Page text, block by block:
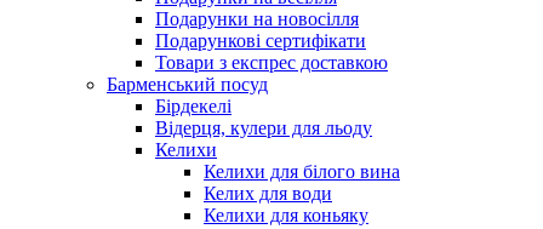
Подарунки на новосілля
Подарункові сертифікати
Товари з експрес доставкою
Барменський посуд
Бірдекелі
Відерця, кулери для льоду
Келихи
Келихи для білого вина
Келих для води
Келихи для коньяку